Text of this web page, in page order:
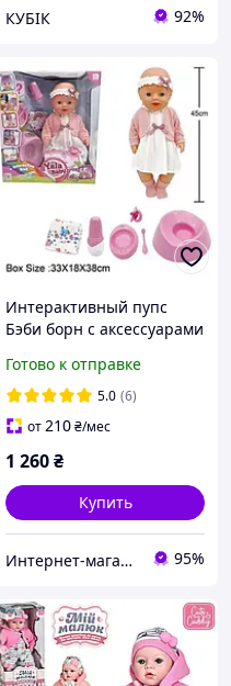
КУБІК 92%
Интерактивный пупс
Бэби борн с аксессуарами
Готово к отправке
5.0 (6)
от210₴/мес
1 260₴
Купить
Интернет-магазин "Сміхонька" 95%